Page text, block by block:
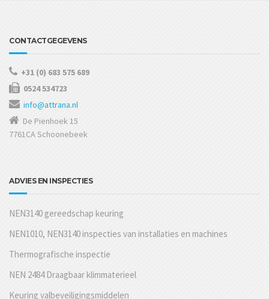
CONTACTGEGEVENS
+31 (0) 683 575 689
0524 534723
info@attrana.nl
De Pienhoek 15
7761CA Schoonebeek
ADVIES EN INSPECTIES
NEN3140 gereedschap keuring
NEN1010, NEN3140 inspecties van installaties en machines
Thermografische inspectie
NEN 2484 Draagbaar klimmaterieel
Keuring valbeveiligingsmiddelen